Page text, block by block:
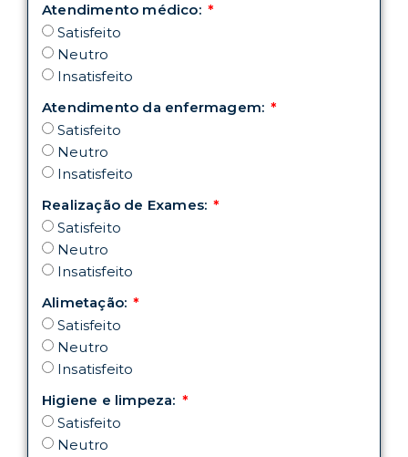
Atendimento médico:
Satisfeito
Neutro
Insatisfeito
Atendimento da enfermagem:
Satisfeito
Neutro
Insatisfeito
Realização de Exames:
Satisfeito
Neutro
Insatisfeito
Alimetação:
Satisfeito
Neutro
Insatisfeito
Higiene e limpeza:
Satisfeito
Neutro